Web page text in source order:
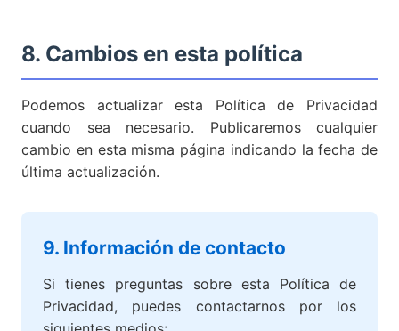
8. Cambios en esta política
Podemos actualizar esta Política de Privacidad
cuando sea necesario. Publicaremos cualquier
cambio en esta misma página indicando la fecha de
última actualización.
9. Información de contacto
Si tienes preguntas sobre esta Política de
Privacidad, puedes contactarnos por los